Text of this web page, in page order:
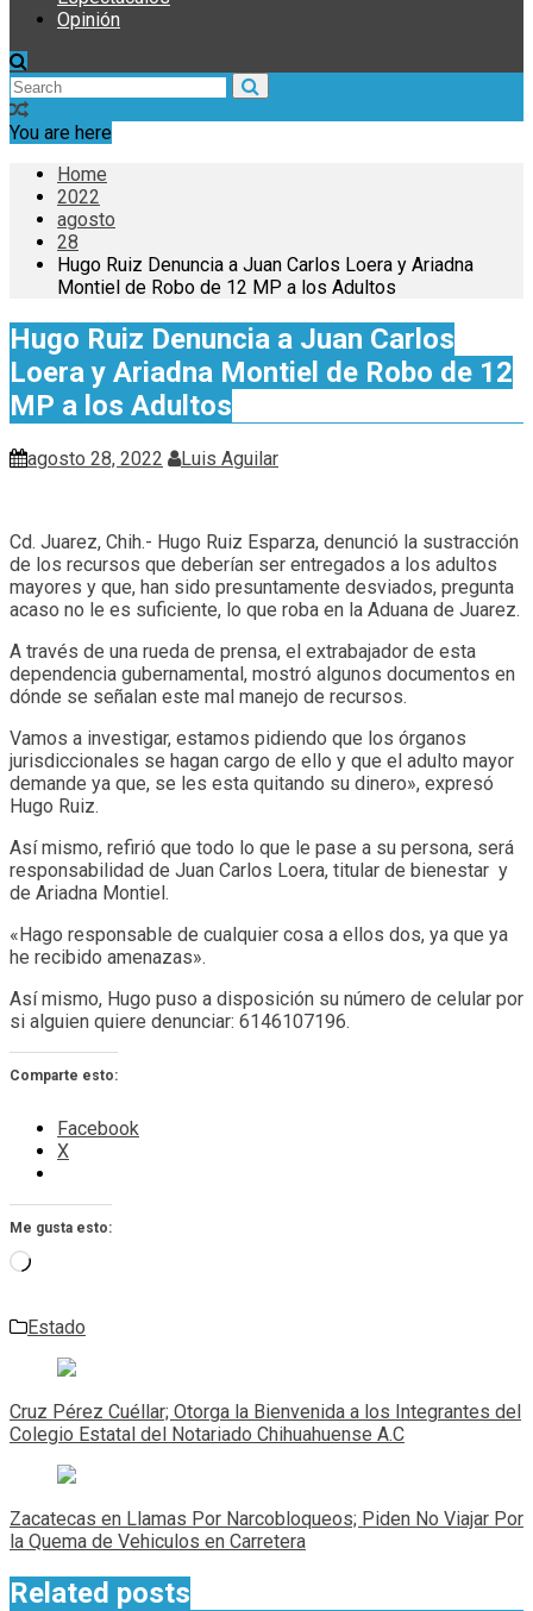
Opinión
You are here
Home
2022
agosto
28
Hugo Ruiz Denuncia a Juan Carlos Loera y Ariadna
Montiel de Robo de 12 MP a los Adultos
Hugo Ruiz Denuncia a Juan Carlos
Loera y Ariadna Montiel de Robo de 12
MP a los Adultos
agosto 28, 2022 Luis Aguilar
Cd. Juarez, Chih.- Hugo Ruiz Esparza, denunció la sustracción
de los recursos que deberían ser entregados a los adultos
mayores y que, han sido presuntamente desviados, pregunta
acaso no le es suficiente, lo que roba en la Aduana de Juarez.
A través de una rueda de prensa, el extrabajador de esta
dependencia gubernamental, mostró algunos documentos en
dónde se señalan este mal manejo de recursos.
Vamos a investigar, estamos pidiendo que los órganos
jurisdiccionales se hagan cargo de ello y que el adulto mayor
demande ya que, se les esta quitando su dinero», expresó
Hugo Ruiz.
Así mismo, refirió que todo lo que le pase a su persona, será
responsabilidad de Juan Carlos Loera, titular de bienestar y
de Ariadna Montiel.
«Hago responsable de cualquier cosa a ellos dos, ya que ya
he recibido amenazas».
Así mismo, Hugo puso a disposición su número de celular por
si alguien quiere denunciar: 6146107196.
Comparte esto:
Facebook
X
Me gusta esto:
Cargando...
Estado
Navegación
de
entradas
Cruz Pérez Cuéllar; Otorga la Bienvenida a los Integrantes del
Colegio Estatal del Notariado Chihuahuense A.C
Zacatecas en Llamas Por Narcobloqueos; Piden No Viajar Por
la Quema de Vehiculos en Carretera
Related posts